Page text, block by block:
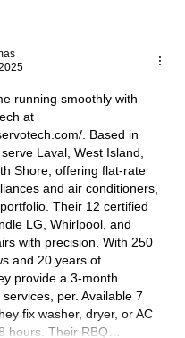
running smoothly with
at
. Based in
Laval, West Island,
Shore, offering flat-rate
and air conditioners,
Their 12 certified
LG, Whirlpool, and
with precision. With 250
and 20 years of
provide a 3-month
per. Available 7
fix washer, dryer, or AC
hours. Their RBQ…